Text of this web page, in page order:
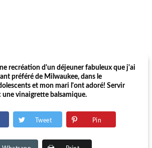
recréation d'un déjeuner fabuleux que j'ai
préféré de Milwaukee, dans le
et mon mari l'ont adoré! Servir
vinaigrette balsamique.
Tweet Pin